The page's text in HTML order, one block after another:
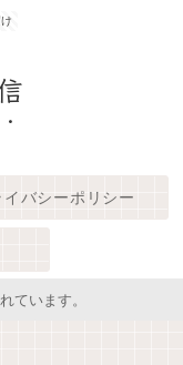
イバシーポリシー
ています。